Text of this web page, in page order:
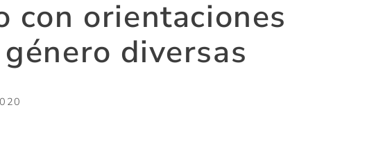
con orientaciones
diversas